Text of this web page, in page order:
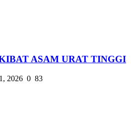
ASAM URAT TINGGI
2026 0 83